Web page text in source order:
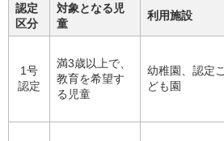
認定
区分
対象となる児
童
利用施設
1号
認定
満3歳以上で、
教育を希望す
る児童
幼稚園、認定こ
ども園